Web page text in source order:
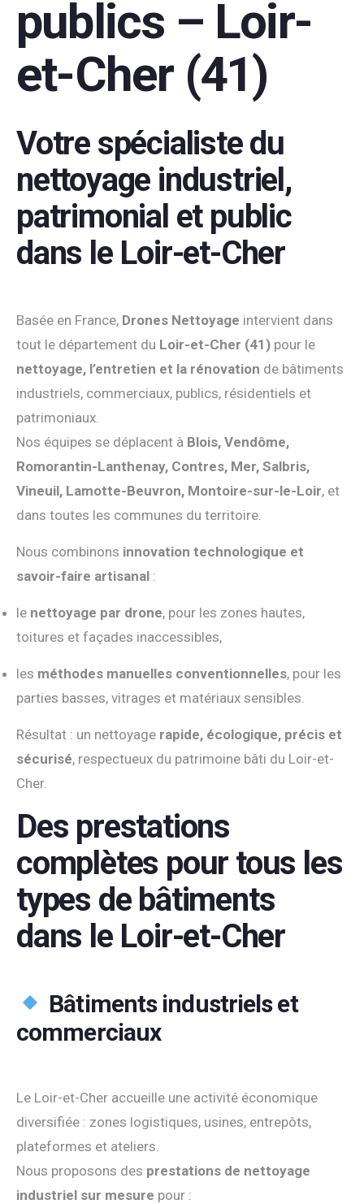
publics – Loir-
et-Cher (41)
Votre spécialiste du
nettoyage industriel,
patrimonial et public
dans le Loir-et-Cher
Basée en France, Drones Nettoyage intervient dans
tout le département du Loir-et-Cher (41) pour le
nettoyage, l’entretien et la rénovation de bâtiments
industriels, commerciaux, publics, résidentiels et
patrimoniaux.
Nos équipes se déplacent à Blois, Vendôme,
Romorantin-Lanthenay, Contres, Mer, Salbris,
Vineuil, Lamotte-Beuvron, Montoire-sur-le-Loir, et
dans toutes les communes du territoire.
Nous combinons innovation technologique et
savoir-faire artisanal :
le nettoyage par drone, pour les zones hautes,
toitures et façades inaccessibles,
les méthodes manuelles conventionnelles, pour les
parties basses, vitrages et matériaux sensibles.
Résultat : un nettoyage rapide, écologique, précis et
sécurisé, respectueux du patrimoine bâti du Loir-et-
Cher.
Des prestations
complètes pour tous les
types de bâtiments
dans le Loir-et-Cher
Bâtiments industriels et
commerciaux
Le Loir-et-Cher accueille une activité économique
diversifiée : zones logistiques, usines, entrepôts,
plateformes et ateliers.
Nous proposons des prestations de nettoyage
industriel sur mesure pour :